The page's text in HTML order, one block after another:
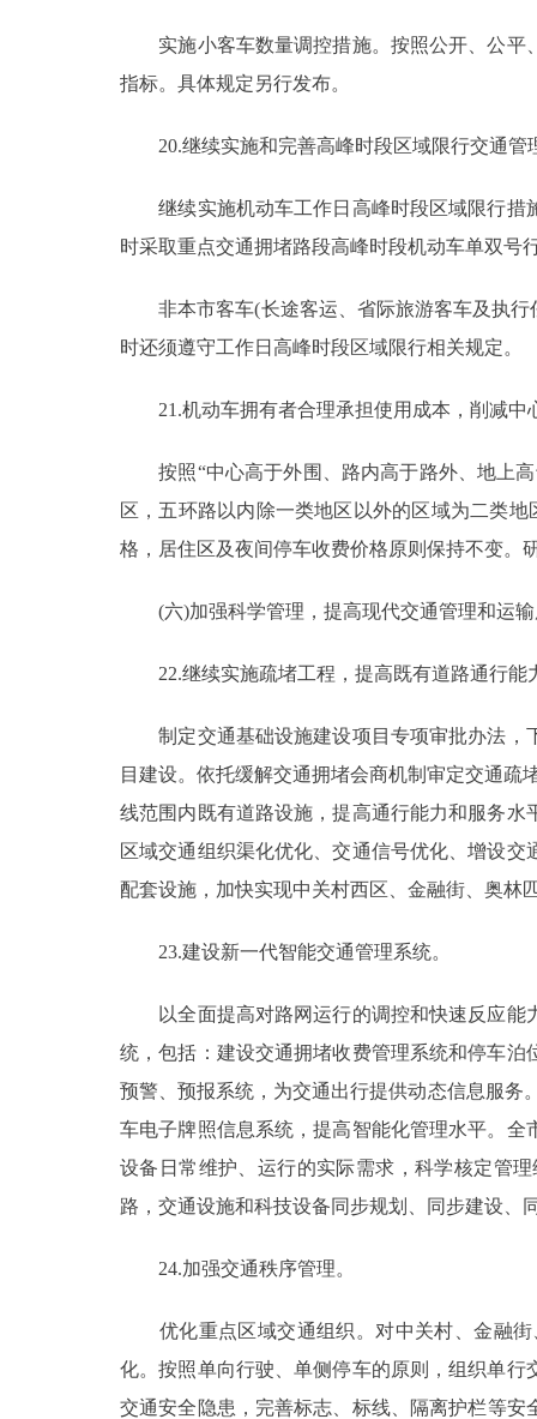
实施小客车数量调控措施。按照公开、公平
指标。具体规定另行发布。
20.继续实施和完善高峰时段区域限行交通管
继续实施机动车工作日高峰时段区域限行措
时采取重点交通拥堵路段高峰时段机动车单双号
非本市客车(长途客运、省际旅游客车及执行
时还须遵守工作日高峰时段区域限行相关规定。
21.机动车拥有者合理承担使用成本，削减中
按照“中心高于外围、路内高于路外、地上高
区，五环路以内除一类地区以外的区域为二类
格，居住区及夜间停车收费价格原则保持不变。
(六)加强科学管理，提高现代交通管理和运输
22.继续实施疏堵工程，提高既有道路通行能
制定交通基础设施建设项目专项审批办法，
目建设。依托缓解交通拥堵会商机制审定交通
线范围内既有道路设施，提高通行能力和服务
区域交通组织渠化优化、交通信号优化、增设
配套设施，加快实现中关村西区、金融街、奥林
23.建设新一代智能交通管理系统。
以全面提高对路网运行的调控和快速反应能
统，包括：建设交通拥堵收费管理系统和停车
预警、预报系统，为交通出行提供动态信息服务
车电子牌照信息系统，提高智能化管理水平。
设备日常维护、运行的实际需求，科学核定管
路，交通设施和科技设备同步规划、同步建设、
24.加强交通秩序管理。
优化重点区域交通组织。对中关村、金融街
化。按照单向行驶、单侧停车的原则，组织单
交通安全隐患，完善标志、标线、隔离护栏等安